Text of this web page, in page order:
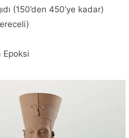
(150’den 450’ye kadar)
Epoksi